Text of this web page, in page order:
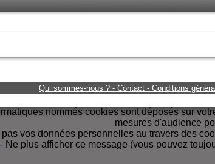
Qui sommes-nous ? - Contact - Conditions
nommés cookies sont déposés sur
mesures d'audience
vos données personnelles au travers des
Ne plus afficher ce message (vous pouvez